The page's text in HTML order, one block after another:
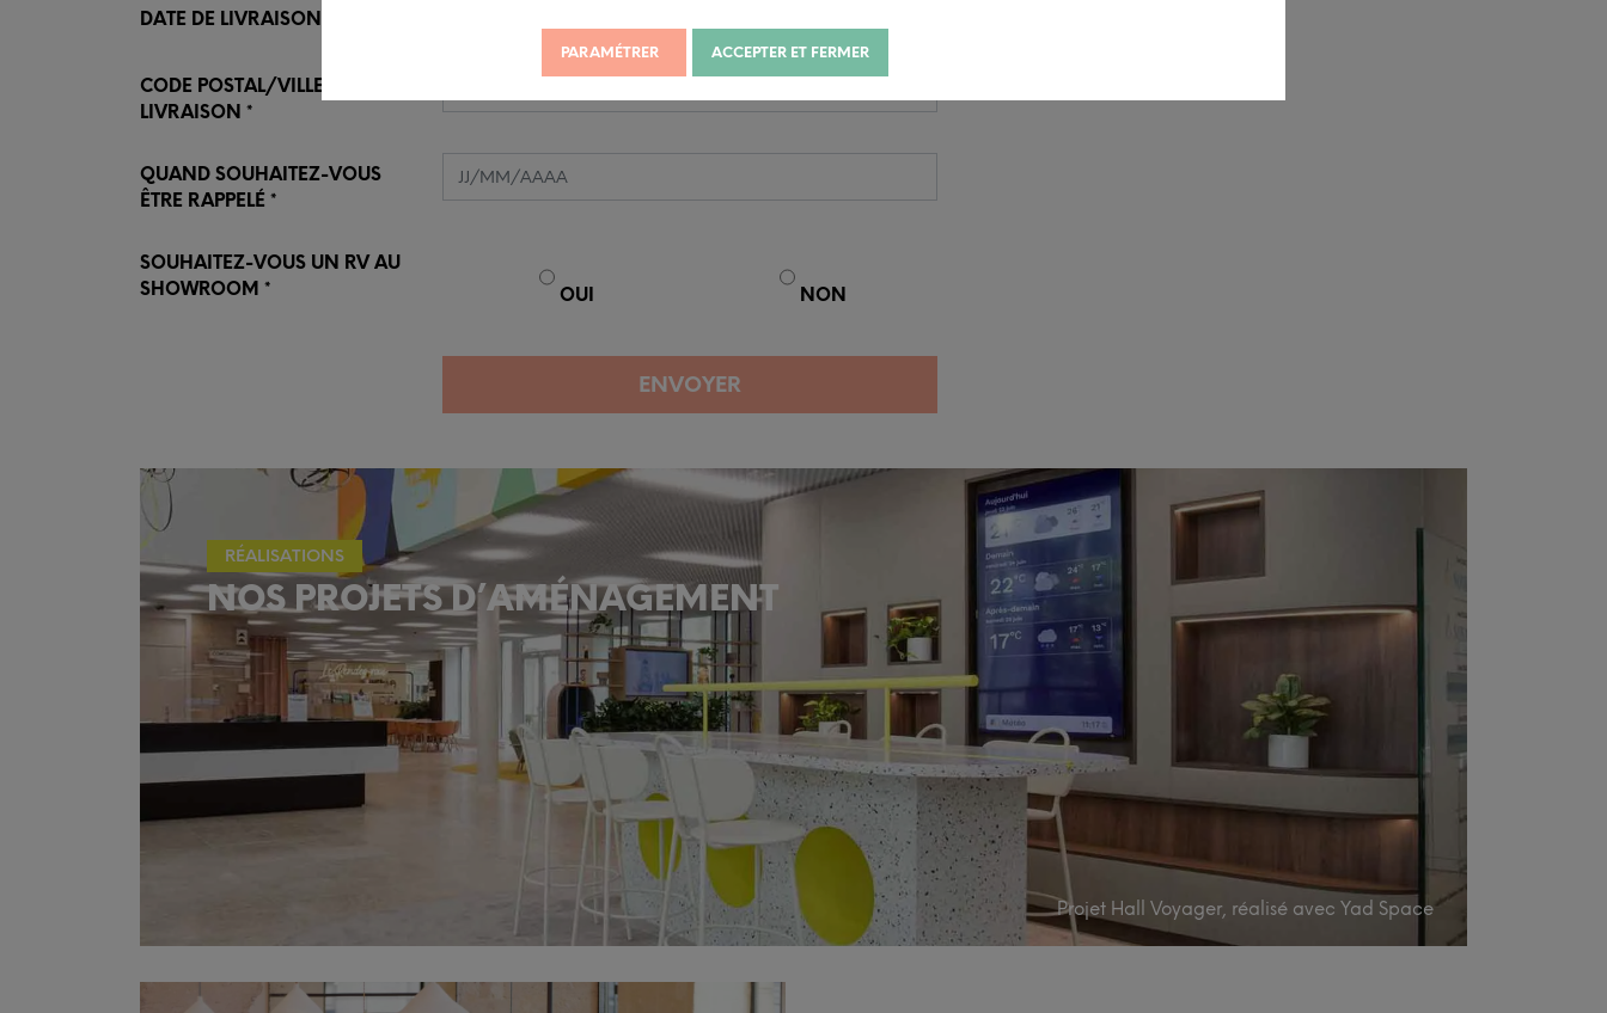
PARAMÉTRER ACCEPTER ET FERMER
DATE DE LIVRAISON
CODE POSTAL/VILLE DE
LIVRAISON
QUAND SOUHAITEZ-VOUS
ÊTRE RAPPELÉ
SOUHAITEZ-VOUS UN RV AU
SHOWROOM
OUI NON
ENVOYER
RÉALISATIONS
NOS PROJETS D’AMÉNAGEMENT
Projet Hall Voyager, réalisé avec Yad Space